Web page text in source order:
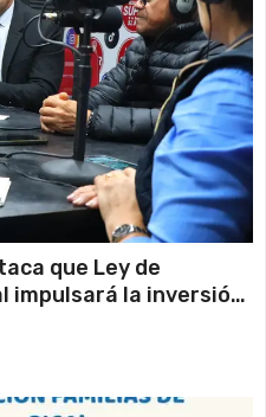
que Ley de
impulsará la inversión